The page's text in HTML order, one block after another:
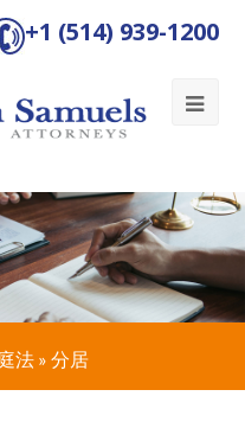
+1 (514) 939-1200
法 »分居